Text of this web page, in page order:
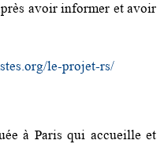
avoir informer et avoir
le-projet-rs/
à Paris qui accueille et